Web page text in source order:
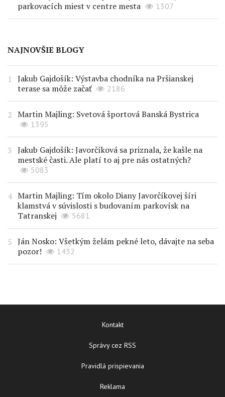
parkovacích miest v centre mesta
1307
NAJNOVŠIE BLOGY
Jakub Gajdošík: Výstavba chodníka na Pršianskej
terase sa môže začať
2186
Martin Majling: Svetová športová Banská Bystrica
1395
Jakub Gajdošík: Javorčíková sa priznala, že kašle na
mestské časti. Ale platí to aj pre nás ostatných?
5083
Martin Majling: Tím okolo Diany Javorčíkovej šíri
klamstvá v súvislosti s budovaním parkovísk na
Tatranskej
5681
Ján Nosko: Všetkým želám pekné leto, dávajte na seba
pozor!
1432
Kontakt
Správy cez RSS
Pravidlá prispievania
Reklama